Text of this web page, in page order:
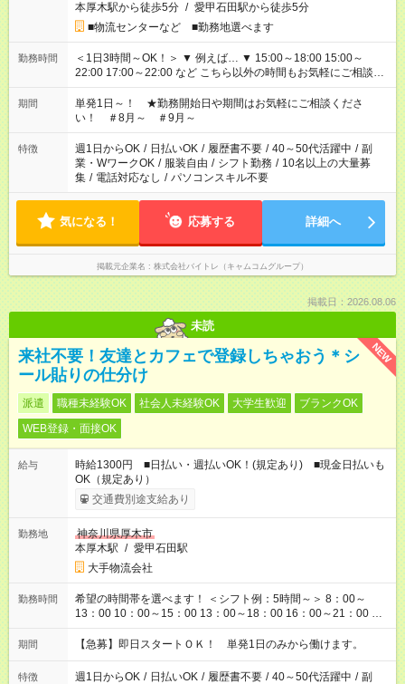
本厚木駅から徒歩5分 / 愛甲石田駅から徒歩5分
■物流センターなど ■勤務地選べます
勤務時間
＜1日3時間～OK！＞ ▼ 例えば… ▼ 15:00～18:00 15:00～
22:00 17:00～22:00 など こちら以外の時間もお気軽にご相談く
ださい！
期間
単発1日～！ ★勤務開始日や期間はお気軽にご相談くださ
い！ ＃8月～ ＃9月～
特徴 週1日からOK / 日払いOK / 履歴書不要 / 40～50代活躍中 / 副
業・WワークOK / 服装自由 / シフト勤務 / 10名以上の大量募
集 / 電話対応なし / パソコンスキル不要
気になる！ 応募する 詳細へ
掲載元企業名 株式会社バイトレ（キャムコムグループ）
掲載日：2026.08.06
未読
NEW
来社不要！友達とカフェで登録しちゃおう＊シ
ール貼りの仕分け
派遣 職種未経験OK 社会人未経験OK 大学生歓迎
ブランクOK
WEB登録・面接OK
給与
時給1300円 ■日払い・週払いOK！(規定あり) ■現金日払いも
OK（規定あり）
交通費別途支給あり
勤務地
神奈川県厚木市
本厚木駅 / 愛甲石田駅
大手物流会社
勤務時間
希望の時間帯を選べます！ ＜シフト例：5時間～＞ 8：00～
13：00 10：00～15：00 13：00～18：00 16：00～21：00 ＜
シフト例：8時間～＞ ・10：00～19：00 ・13：00～22：00 ・
22：00～翌6：00 など！是非ご希望をお聞かせください！
期間 【急募】即日スタートＯＫ！ 単発1日のみから働けます。
特徴 週1日からOK / 日払いOK / 履歴書不要 / 40～50代活躍中 / 副